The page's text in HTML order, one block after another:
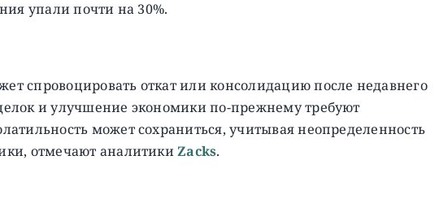
упали почти на 30%.
спровоцировать откат или консолидацию после недавнего
и улучшение экономики по-прежнему требуют
может сохраниться, учитывая неопределенность
отмечают аналитикиZacks.